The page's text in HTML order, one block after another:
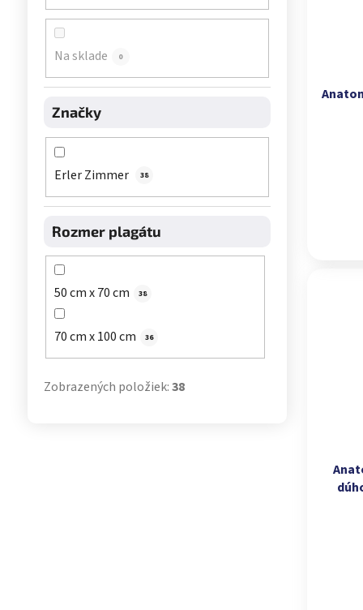
Na sklade 0
Značky
Erler Zimmer 38
Rozmer plagátu
50 cm x 70 cm 38
70 cm x 100 cm 36
Zobrazených položiek:38